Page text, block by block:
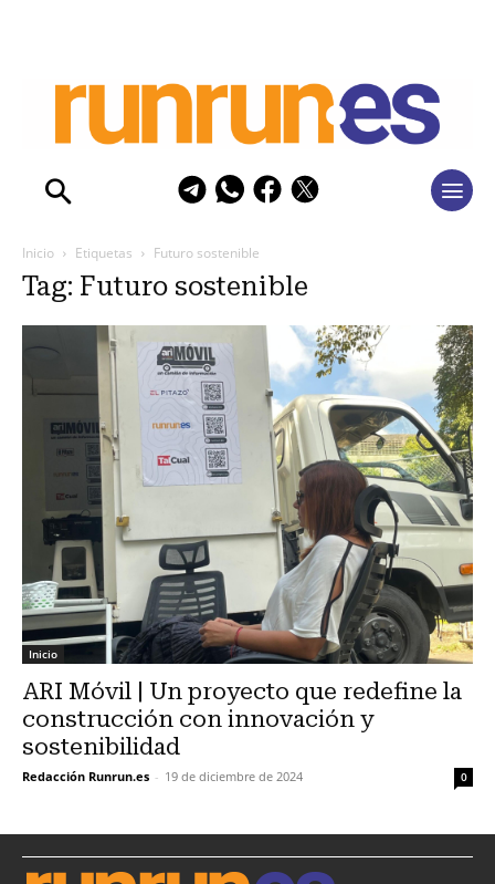
Inicio Etiquetas Futuro sostenible
Tag: Futuro sostenible
Inicio
ARI Móvil | Un proyecto que redefine la
construcción con innovación y
sostenibilidad
Redacción Runrun.es - 19 de diciembre de 2024 0